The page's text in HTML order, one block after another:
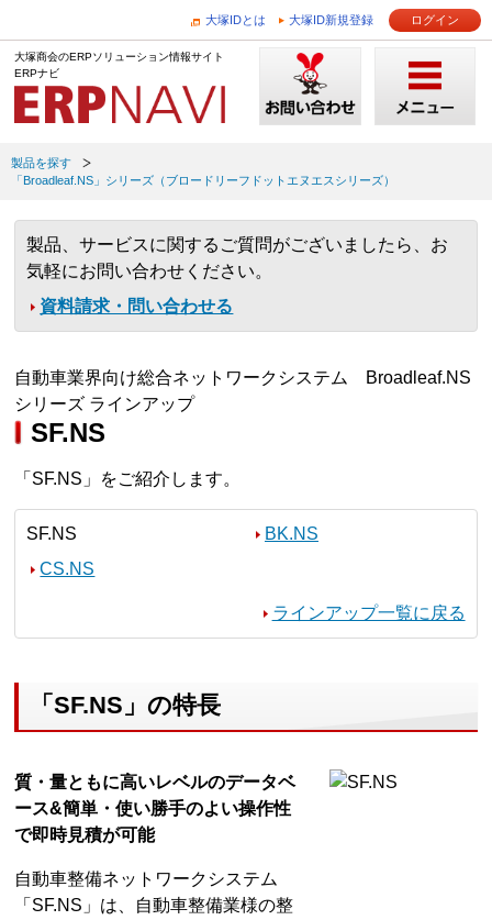
大塚IDとは 大塚ID新規登録 ログイン
大塚商会のERPソリューション情報サイト
ERPナビ
製品を探す
「Broadleaf.NS」シリーズ（ブロードリーフドットエヌエスシリーズ）
製品、サービスに関するご質問がございましたら、お
気軽にお問い合わせください。
資料請求・問い合わせる
自動車業界向け総合ネットワークシステム Broadleaf.NS
シリーズ ラインアップ
SF.NS
「SF.NS」をご紹介します。
SF.NS
BK.NS
CS.NS
ラインアップ一覧に戻る
「SF.NS」の特長
質・量ともに高いレベルのデータベ
ース&簡単・使い勝手のよい操作性
で即時見積が可能
自動車整備ネットワークシステム
「SF.NS」は、自動車整備業様の整